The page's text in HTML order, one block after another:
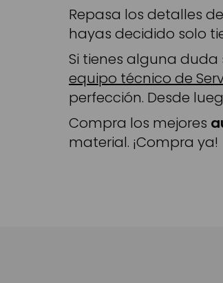
Repasa los detalles
hayas decidido solo
Si tienes alguna
equipo técnico de
perfección. Desde
Compra los mejores
material. ¡Compra ya!